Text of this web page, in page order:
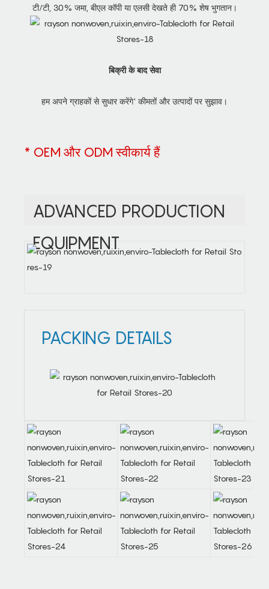
टी/टी, 30% जमा, बीएल कॉपी या एलसी देखते ही 70% शेष भुगतान।
बिक्री के बाद सेवा
हम अपने ग्राहकों से सुधार करेंगे' कीमतों और उत्पादों पर सुझाव।
* OEM और ODM स्वीकार्य हैं
ADVANCED PRODUCTION
EQUIPMENT
PACKING DETAILS